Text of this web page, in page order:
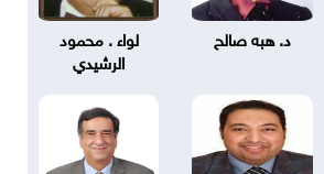
د. هبه صالح
لواء . محمود
الرشيدي